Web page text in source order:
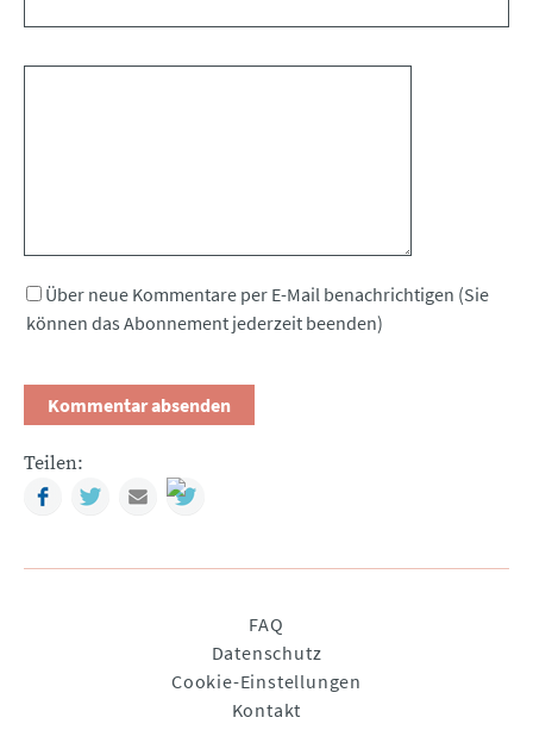
Über neue Kommentare per E-Mail benachrichtigen (Sie
können das Abonnement jederzeit beenden)
Teilen:
FacebookTwitterMail
FAQ
Datenschutz
Cookie-Einstellungen
Kontakt